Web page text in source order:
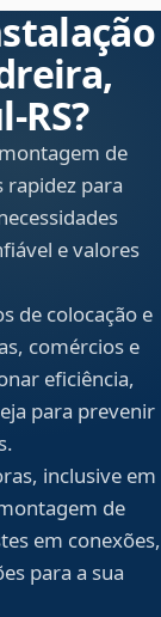
de
rapidez para
e valores
de colocação e
comércios e
eficiência,
para prevenir
inclusive em
de
em conexões,
para a sua